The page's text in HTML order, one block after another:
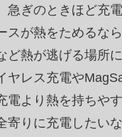
急ぎのときほど充
スが熱をためるな
ど熱が逃げる場所
ヤレス充電や
電より熱を持ちや
寄りに充電したい